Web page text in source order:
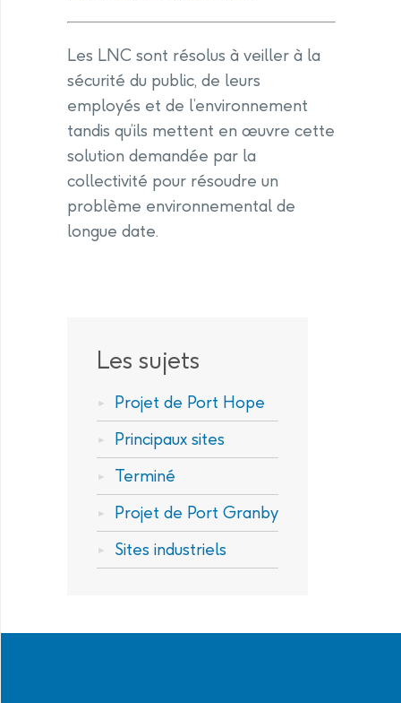
Les LNC sont résolus à veiller à la
sécurité du public, de leurs
employés et de l’environnement
tandis qu’ils mettent en œuvre cette
solution demandée par la
collectivité pour résoudre un
problème environnemental de
longue date.
Les sujets
Projet de Port Hope
Principaux sites
Terminé
Projet de Port Granby
Sites industriels